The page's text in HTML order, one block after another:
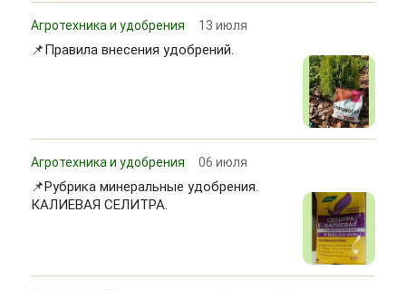
Агротехника и удобрения 13 июля
📌Правила внесения удобрений.
Агротехника и удобрения 06 июля
📌Рубрика минеральные удобрения.
КАЛИЕВАЯ СЕЛИТРА.